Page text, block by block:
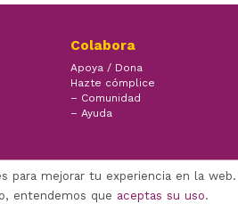
Colabora
Apoya / Dona
Hazte cómplice
– Comunidad
– Ayuda
Twitter Youtube
para mejorar tu experiencia en la web.
entendemos que aceptas su uso.